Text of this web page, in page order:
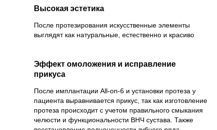
Высокая эстетика
После протезирования искусственные элементы
выглядят как натуральные, естественно и красиво
Эффект омоложения и исправление
прикуса
После имплантации All-on-6 и установки протеза у
пациента выравнивается прикус, так как изготовление
протеза происходит с учетом правильного смыкания
челюсти и функциональности ВНЧ сустава. Также